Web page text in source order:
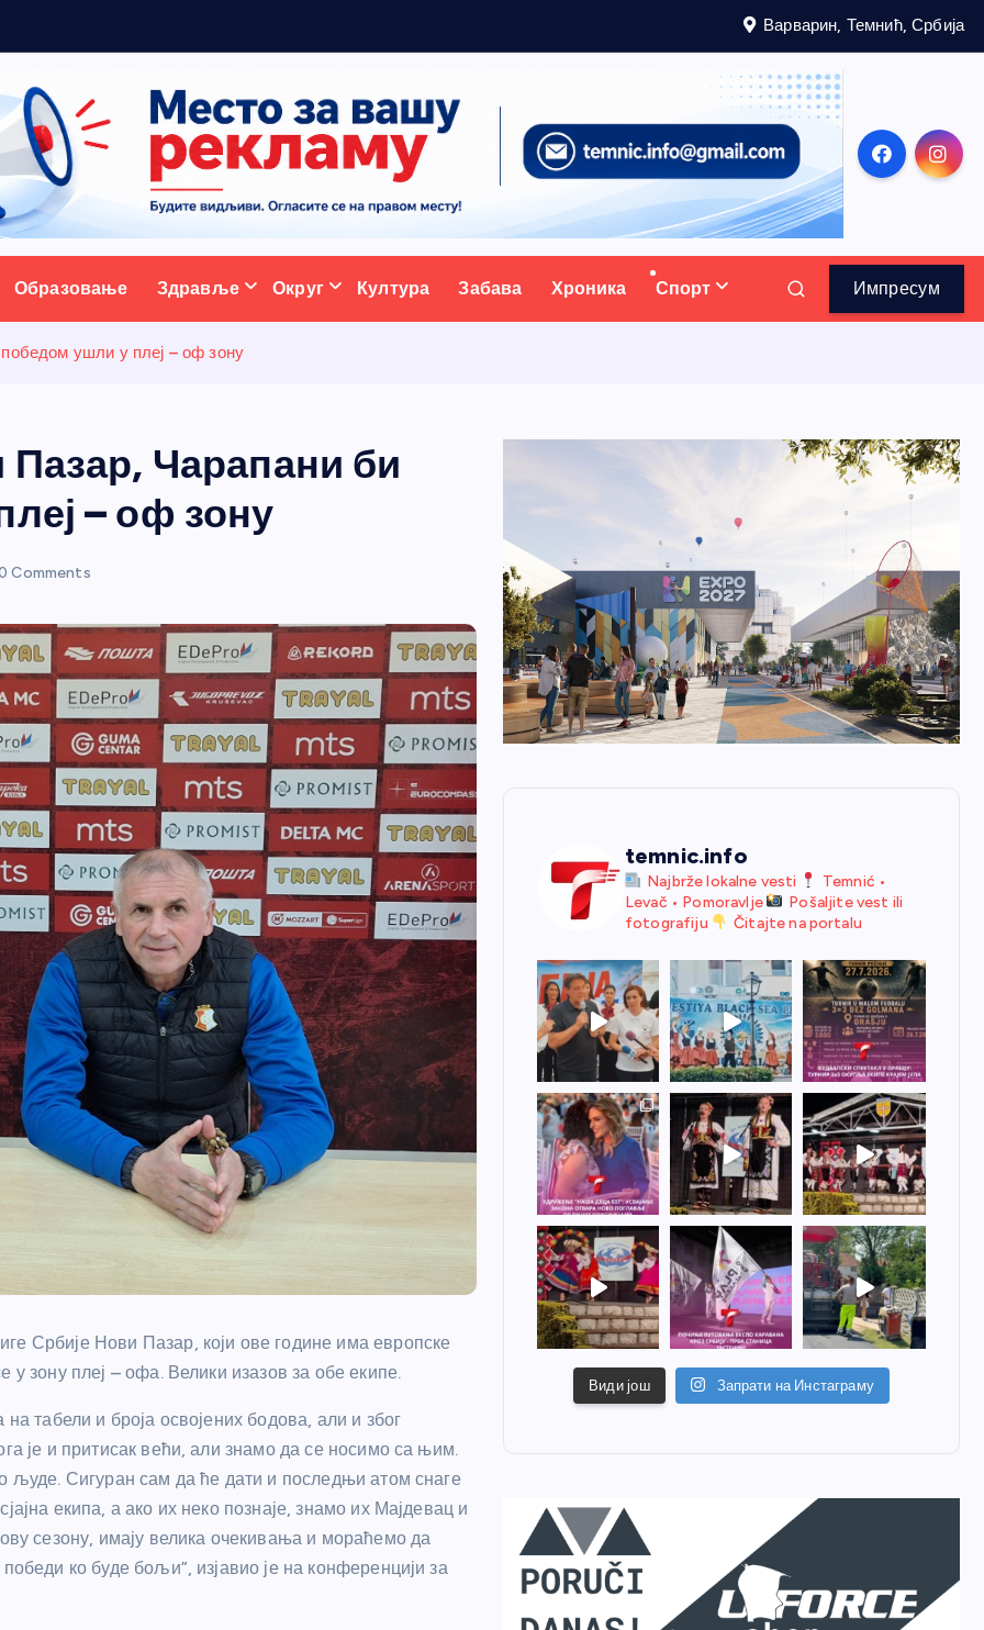
Варварин, Темнић, Србија
портал
Образовање Здравље Округ Култура Забава Хроника Спорт Импресум
ушли у плеј – оф зону
Пазар, Чарапани би
– оф зону
Comments
Србије Нови Пазар, који ове године има европске
зону плеј – офа. Велики изазов за обе екипе.
табели и броја освојених бодова, али и због
је и притисак већи, али знамо да се носимо са њим.
људе. Сигуран сам да ће дати и последњи атом снаге
екипа, а ако их неко познаје, знамо их Мајдевац и
сезону, имају велика очекивања и мораћемо да
ко буде бољи”, изјавио је на конференцији за
temnic.info
Najbrže lokalne vesti
Temnić •
Levač • Pomoravlje
Pošaljite vest ili
fotografiju
Čitajte na portalu
Види још Запрати на Инстаграму